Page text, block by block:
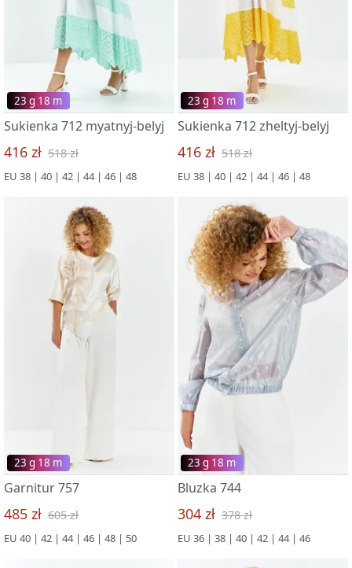
23 g 18 m
Sukienka 712 myatnyj-belyj
416 zł 518 zł
EU 38 | 40 | 42 | 44 | 46 | 48
23 g 18 m
Sukienka 712 zheltyj-belyj
416 zł 518 zł
EU 38 | 40 | 42 | 44 | 46 | 48
23 g 18 m
Garnitur 757
485 zł 605 zł
EU 40 | 42 | 44 | 46 | 48 | 50
23 g 18 m
Bluzka 744
304 zł 378 zł
EU 36 | 38 | 40 | 42 | 44 | 46